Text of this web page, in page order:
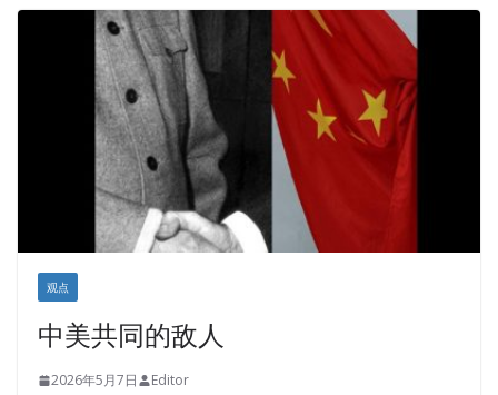
观点
中美共同的敌人
2026年5月7日 Editor